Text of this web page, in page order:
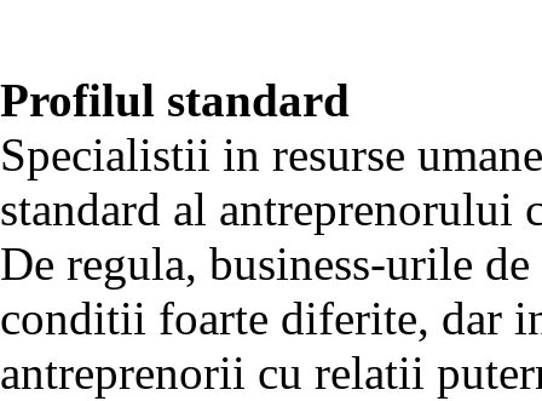
Profilul standard
Specialistii in resurse
standard al antreprenorului
De regula, business-urile
conditii foarte diferite, dar
antreprenorii cu relatii